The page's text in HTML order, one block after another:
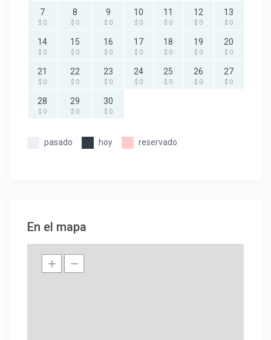
7
$ 0
8
$ 0
9
$ 0
10
$ 0
11
$ 0
12
$ 0
13
$ 0
14
$ 0
15
$ 0
16
$ 0
17
$ 0
18
$ 0
19
$ 0
20
$ 0
21
$ 0
22
$ 0
23
$ 0
24
$ 0
25
$ 0
26
$ 0
27
$ 0
28
$ 0
29
$ 0
30
$ 0
pasado hoy reservado
En el mapa